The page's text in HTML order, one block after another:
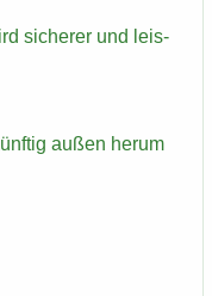
si­che­rer und leis­
außen herum